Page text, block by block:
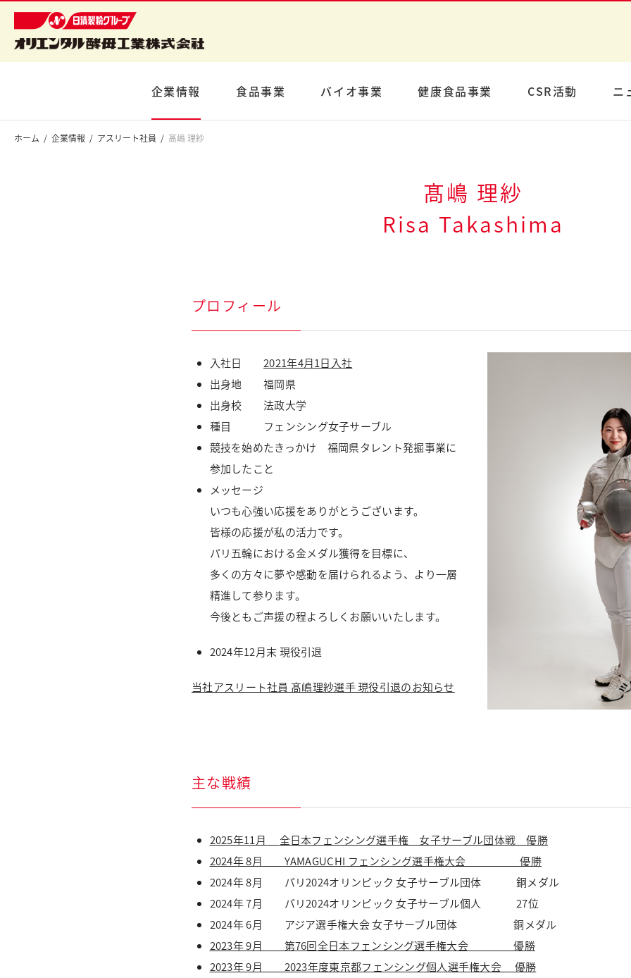
企業情報 食品事業 バイオ事業 健康食品事業 CSR活動 ニ
ホーム 企業情報 アスリート社員 髙嶋 理紗
髙嶋 理紗
Risa Takashima
プロフィール
入社日 2021年4月1日入社
出身地 福岡県
出身校 法政大学
種目 フェンシング女子サーブル
競技を始めたきっかけ 福岡県タレント発掘事業に
参加したこと
メッセージ
いつも心強い応援をありがとうございます。
皆様の応援が私の活力です。
パリ五輪における金メダル獲得を目標に、
多くの方々に夢や感動を届けられるよう、より一層
精進して参ります。
今後ともご声援の程よろしくお願いいたします。
2024年12月末 現役引退
当社アスリート社員 髙嶋理紗選手 現役引退のお知らせ
主な戦績
2025年11月 全日本フェンシング選手権 女子サーブル団体戦 優勝
2024年 8月 YAMAGUCHI フェンシング選手権大会 優勝
2024年 8月 パリ2024オリンピック 女子サーブル団体 銅メダル
2024年 7月 パリ2024オリンピック 女子サーブル個人 27位
2024年 6月 アジア選手権大会 女子サーブル団体 銅メダル
2023年 9月 第76回全日本フェンシング選手権大会 優勝
2023年 9月 2023年度東京都フェンシング個人選手権大会 優勝